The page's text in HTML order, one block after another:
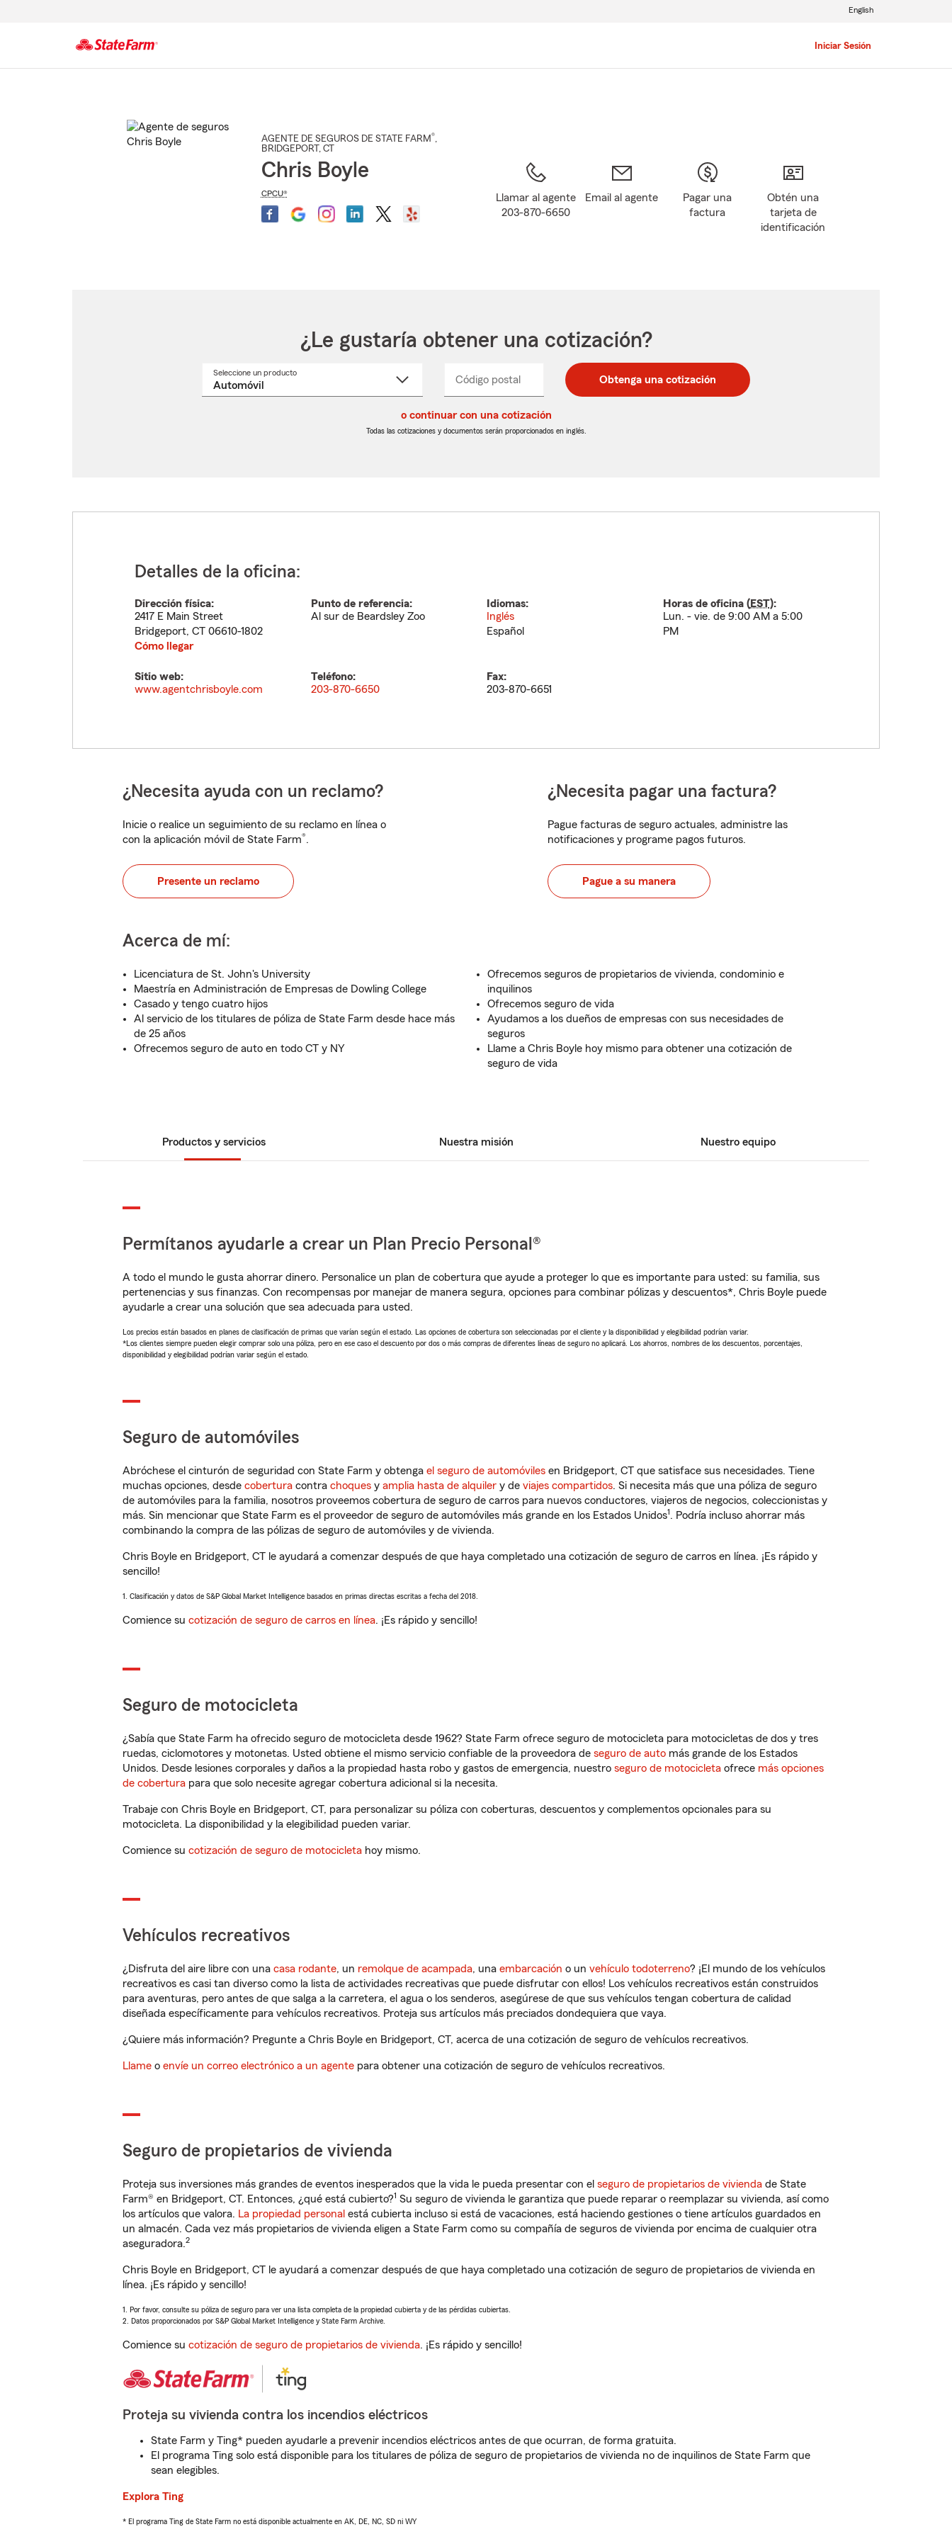
Iniciar Sesión
English
AGENTE DE SEGUROS DE STATE FARM®,
BRIDGEPORT , CT
Chris Boyle
CPCU®
Llamar al agente
203-870-6650
Email al agente
Pagar una
factura
Obtén una
tarjeta de
identificación
¿Le gustaría obtener una cotización?
Seleccione un productoSeleccione
Código postal
postal
de
postal
de
_____ Obtenga una cotización
o continuar con una cotización
Todas las cotizaciones y documentos serán proporcionados en inglés.
Detalles de la oficina:
Dirección física:
2417 E Main Street
Bridgeport, CT 06610-1802
Cómo llegar
Punto de referencia:
Al sur de Beardsley Zoo
Idiomas:
Inglés
Español
Horas de oficina (EST):
Lun. - vie. de 9:00 AM a 5:00
PM
Sitio web:
www.agentchrisboyle.com
Teléfono:
203-870-6650
Fax:
203-870-6651
¿Necesita ayuda con un reclamo?
Inicie o realice un seguimiento de su reclamo en línea o
con la aplicación móvil de State Farm®.
Presente un reclamo
¿Necesita pagar una factura?
Pague facturas de seguro actuales, administre las
notificaciones y programe pagos futuros.
Pague a su manera
Acerca de mí:
Licenciatura de St. John's University
Maestría en Administración de Empresas de Dowling College
Casado y tengo cuatro hijos
Al servicio de los titulares de póliza de State Farm desde hace más
de 25 años
Ofrecemos seguro de auto en todo CT y NY
Ofrecemos seguros de propietarios de vivienda, condominio e
inquilinos
Ofrecemos seguro de vida
Ayudamos a los dueños de empresas con sus necesidades de
seguros
Llame a Chris Boyle hoy mismo para obtener una cotización de
seguro de vida
Productos y servicios Nuestra misión Nuestro equipo
Permítanos ayudarle a crear un Plan Precio Personal®
A todo el mundo le gusta ahorrar dinero. Personalice un plan de cobertura que ayude a proteger lo que es importante para usted: su familia, sus
pertenencias y sus finanzas. Con recompensas por manejar de manera segura, opciones para combinar pólizas y descuentos*, Chris Boyle puede
ayudarle a crear una solución que sea adecuada para usted.
Los precios están basados en planes de clasificación de primas que varían según el estado. Las opciones de cobertura son seleccionadas por el cliente y la disponibilidad y elegibilidad podrían variar.
*Los clientes siempre pueden elegir comprar solo una póliza, pero en ese caso el descuento por dos o más compras de diferentes líneas de seguro no aplicará. Los ahorros, nombres de los descuentos, porcentajes,
disponibilidad y elegibilidad podrían variar según el estado.
Seguro de automóviles
Abróchese el cinturón de seguridad con State Farm y obtenga el seguro de automóviles en Bridgeport, CT que satisface sus necesidades. Tiene
muchas opciones, desde cobertura contra choques y amplia hasta de alquiler y de viajes compartidos. Si necesita más que una póliza de seguro
de automóviles para la familia, nosotros proveemos cobertura de seguro de carros para nuevos conductores, viajeros de negocios, coleccionistas y
más. Sin mencionar que State Farm es el proveedor de seguro de automóviles más grande en los Estados Unidos1. Podría incluso ahorrar más
combinando la compra de las pólizas de seguro de automóviles y de vivienda.
Chris Boyle en Bridgeport, CT le ayudará a comenzar después de que haya completado una cotización de seguro de carros en línea. ¡Es rápido y
sencillo!
1. Clasificación y datos de S&P Global Market Intelligence basados en primas directas escritas a fecha del 2018.
Comience su cotización de seguro de carros en línea. ¡Es rápido y sencillo!
Seguro de motocicleta
¿Sabía que State Farm ha ofrecido seguro de motocicleta desde 1962? State Farm ofrece seguro de motocicleta para motocicletas de dos y tres
ruedas, ciclomotores y motonetas. Usted obtiene el mismo servicio confiable de la proveedora de seguro de auto más grande de los Estados
Unidos. Desde lesiones corporales y daños a la propiedad hasta robo y gastos de emergencia, nuestro seguro de motocicleta ofrece más opciones
de cobertura para que solo necesite agregar cobertura adicional si la necesita.
Trabaje con Chris Boyle en Bridgeport, CT, para personalizar su póliza con coberturas, descuentos y complementos opcionales para su
motocicleta. La disponibilidad y la elegibilidad pueden variar.
Comience su cotización de seguro de motocicleta hoy mismo.
Vehículos recreativos
¿Disfruta del aire libre con una casa rodante, un remolque de acampada, una embarcación o un vehículo todoterreno? ¡El mundo de los vehículos
recreativos es casi tan diverso como la lista de actividades recreativas que puede disfrutar con ellos! Los vehículos recreativos están construidos
para aventuras, pero antes de que salga a la carretera, el agua o los senderos, asegúrese de que sus vehículos tengan cobertura de calidad
diseñada específicamente para vehículos recreativos. Proteja sus artículos más preciados dondequiera que vaya.
¿Quiere más información? Pregunte a Chris Boyle en Bridgeport, CT, acerca de una cotización de seguro de vehículos recreativos.
Llame o envíe un correo electrónico a un agente para obtener una cotización de seguro de vehículos recreativos.
Seguro de propietarios de vivienda
Proteja sus inversiones más grandes de eventos inesperados que la vida le pueda presentar con el seguro de propietarios de vivienda de State
Farm® en Bridgeport, CT. Entonces, ¿qué está cubierto?1 Su seguro de vivienda le garantiza que puede reparar o reemplazar su vivienda, así como
los artículos que valora. La propiedad personal está cubierta incluso si está de vacaciones, está haciendo gestiones o tiene artículos guardados en
un almacén. Cada vez más propietarios de vivienda eligen a State Farm como su compañía de seguros de vivienda por encima de cualquier otra
aseguradora.2
Chris Boyle en Bridgeport, CT le ayudará a comenzar después de que haya completado una cotización de seguro de propietarios de vivienda en
línea. ¡Es rápido y sencillo!
1. Por favor, consulte su póliza de seguro para ver una lista completa de la propiedad cubierta y de las pérdidas cubiertas.
2. Datos proporcionados por S&P Global Market Intelligence y State Farm Archive.
Comience su cotización de seguro de propietarios de vivienda. ¡Es rápido y sencillo!
Proteja su vivienda contra los incendios eléctricos
State Farm y Ting* pueden ayudarle a prevenir incendios eléctricos antes de que ocurran, de forma gratuita.
El programa Ting solo está disponible para los titulares de póliza de seguro de propietarios de vivienda no de inquilinos de State Farm que
sean elegibles.
Explora Ting
* El programa Ting de State Farm no está disponible actualmente en AK, DE, NC, SD ni WY